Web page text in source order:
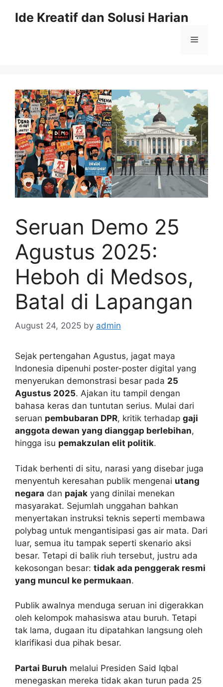
Ide Kreatif dan Solusi Harian
Menu
Seruan Demo 25
Agustus 2025:
Heboh di Medsos,
Batal di Lapangan
August 24, 2025 by admin
Sejak pertengahan Agustus, jagat maya
Indonesia dipenuhi poster-poster digital yang
menyerukan demonstrasi besar pada 25
Agustus 2025. Ajakan itu tampil dengan
bahasa keras dan tuntutan serius. Mulai dari
seruan pembubaran DPR, kritik terhadap gaji
anggota dewan yang dianggap berlebihan,
hingga isu pemakzulan elit politik.
Tidak berhenti di situ, narasi yang disebar juga
menyentuh keresahan publik mengenai utang
negara dan pajak yang dinilai menekan
masyarakat. Sejumlah unggahan bahkan
menyertakan instruksi teknis seperti membawa
polybag untuk mengantisipasi gas air mata. Dari
luar, semua itu tampak seperti skenario aksi
besar. Tetapi di balik riuh tersebut, justru ada
kekosongan besar: tidak ada penggerak resmi
yang muncul ke permukaan.
Publik awalnya menduga seruan ini digerakkan
oleh kelompok mahasiswa atau buruh. Tetapi
tak lama, dugaan itu dipatahkan langsung oleh
klarifikasi dua pihak besar.
Partai Buruh melalui Presiden Said Iqbal
menegaskan mereka tidak akan turun pada 25